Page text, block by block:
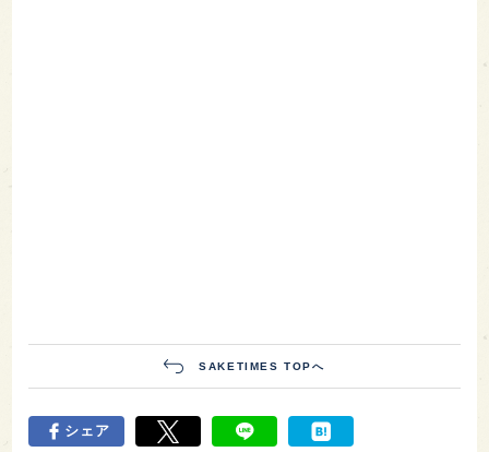
SAKETIMES TOPへ
シェア